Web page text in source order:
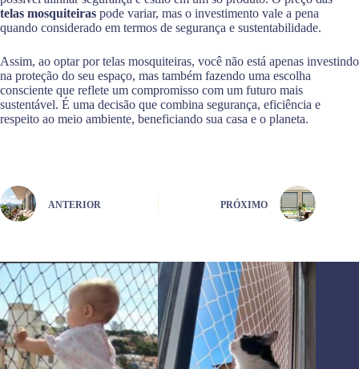
telas mosquiteiras pode variar, mas o investimento vale a pena
quando considerado em termos de segurança e sustentabilidade.
Assim, ao optar por telas mosquiteiras, você não está apenas investindo
na proteção do seu espaço, mas também fazendo uma escolha
consciente que reflete um compromisso com um futuro mais
sustentável. É uma decisão que combina segurança, eficiência e
respeito ao meio ambiente, beneficiando sua casa e o planeta.
ANTERIOR PRÓXIMO